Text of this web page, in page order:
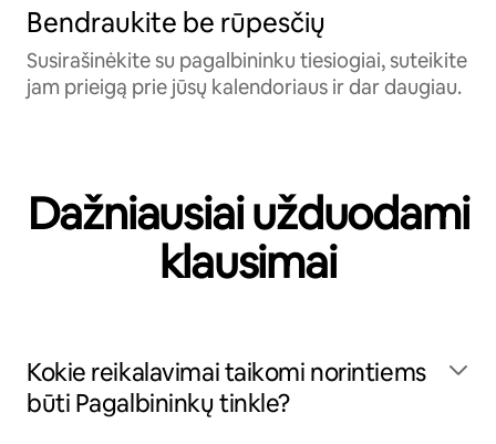
Bendraukite be rūpesčių
Susirašinėkite su pagalbininku tiesiogiai, suteikite
jam prieigą prie jūsų kalendoriaus ir dar daugiau.
Dažniausiai užduodami
klausimai
Kokie reikalavimai taikomi norintiems
būti Pagalbininkų tinkle?